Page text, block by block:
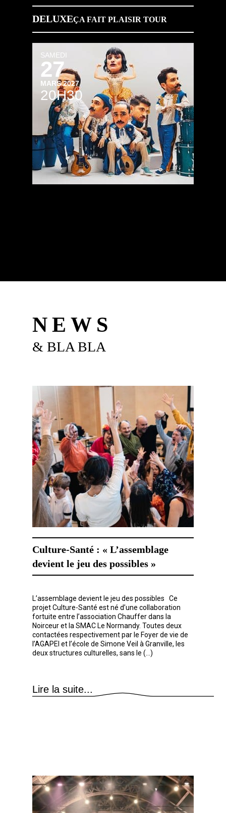
DELUXEÇA FAIT PLAISIR TOUR
SAMEDI
27
MARS 2027
20H30
NEWS
& BLA BLA
Culture-Santé : « L’assemblage
devient le jeu des possibles »
L’assemblage devient le jeu des possibles Ce
projet Culture-Santé est né d’une collaboration
fortuite entre l’association Chauffer dans la
Noirceur et la SMAC Le Normandy. Toutes deux
contactées respectivement par le Foyer de vie de
l’AGAPEI et l’école de Simone Veil à Granville, les
deux structures culturelles, sans le (...)
Lire la suite...